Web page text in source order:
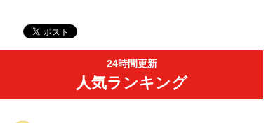
24時間更新
人気ランキング